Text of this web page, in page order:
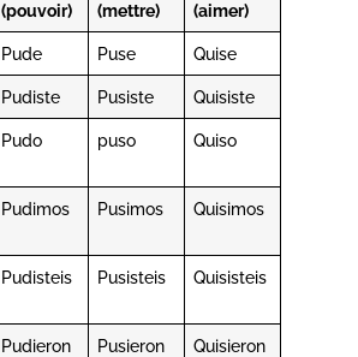
(pouvoir)
(mettre)
(aimer)
Pude Puse Quise
Pudiste Pusiste Quisiste
Pudo puso Quiso
Pudimos Pusimos Quisimos
Pudisteis Pusisteis Quisisteis
Pudieron Pusieron Quisieron